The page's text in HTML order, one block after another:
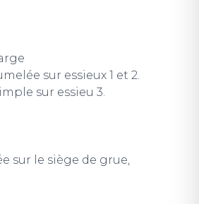
sur essieux 1 et 2.
sur essieu 3.
sur le siège de grue,